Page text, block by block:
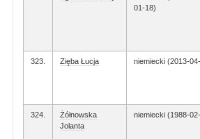
01-18)
323. Zięba Łucja niemiecki (2013-
324.
Żółnowska
Jolanta
niemiecki (1988-